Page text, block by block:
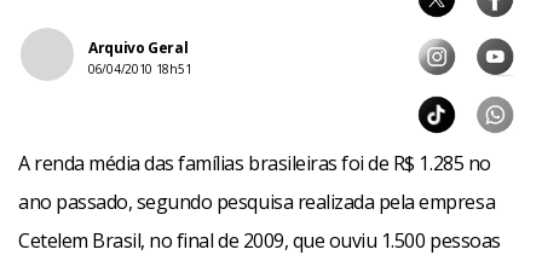
Arquivo Geral
06/04/2010 18h51
A renda média das famílias brasileiras foi de R$ 1.285 no
ano passado, segundo pesquisa realizada pela empresa
Cetelem Brasil, no final de 2009, que ouviu 1.500 pessoas